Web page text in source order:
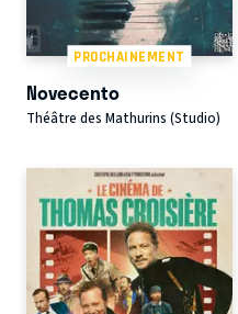
PROCHAINEMENT
Novecento
Théâtre des Mathurins (Studio)